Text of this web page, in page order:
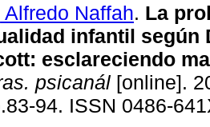
Alfredo Naffah. La
infantil según
: esclareciendo
psicanál [online].
94. ISSN 0486-